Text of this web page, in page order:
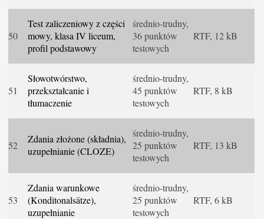
50
Test zaliczeniowy z części
mowy, klasa IV liceum,
profil podstawowy
średnio-trudny,
36 punktów
testowych
RTF, 12 kB
51
Słowotwórstwo,
przekształcanie i
tłumaczenie
średnio-trudny,
45 punktów
testowych
RTF, 8 kB
52
Zdania złożone (składnia),
uzupełnianie (CLOZE)
średnio-trudny,
25 punktów
testowych
RTF, 13 kB
53
Zdania warunkowe
(Konditonalsätze),
uzupełnianie
średnio-trudny,
25 punktów
testowych
RTF, 6 kB